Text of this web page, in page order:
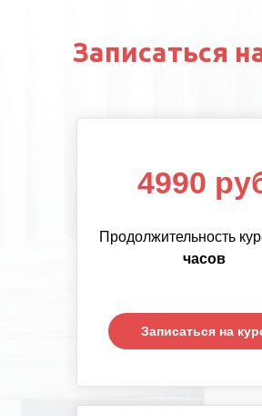
Записаться
Продолжительность
часов
4990
Записаться на